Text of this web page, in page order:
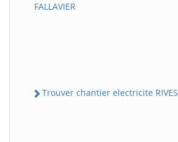
FALLAVIER
Trouver chantier electricite RIVES